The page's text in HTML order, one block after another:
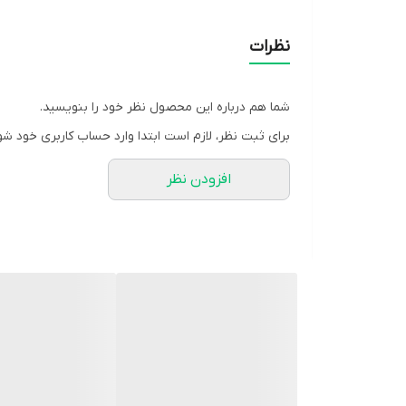
مناسب خانم ها و آقايان ، جوانان و نوجواناننظرات
شما هم درباره این محصول نظر خود را بنویسید.
برای ثبت نظر، لازم است ابتدا وارد حساب کاربری خود
افزودن نظر